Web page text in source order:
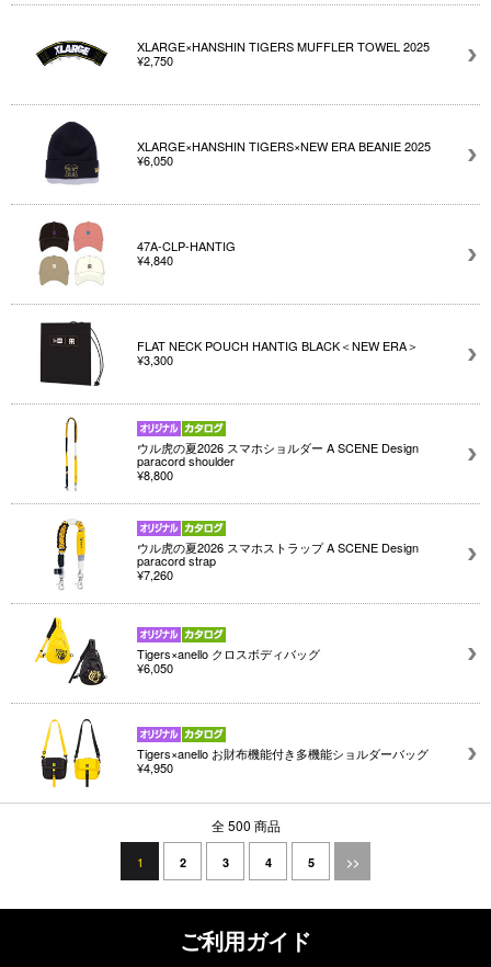
XLARGE×HANSHIN TIGERS MUFFLER TOWEL 2025
¥2,750
XLARGE×HANSHIN TIGERS×NEW ERA BEANIE 2025
¥6,050
47A-CLP-HANTIG
¥4,840
FLAT NECK POUCH HANTIG BLACK＜NEW ERA＞
¥3,300
ウル虎の夏2026 スマホショルダー A SCENE Design
paracord shoulder
¥8,800
ウル虎の夏2026 スマホストラップ A SCENE Design
paracord strap
¥7,260
Tigers×anello クロスボディバッグ
¥6,050
Tigers×anello お財布機能付き多機能ショルダーバッグ
¥4,950
全 500 商品
1 2 3 4 5 >>
ご利用ガイド